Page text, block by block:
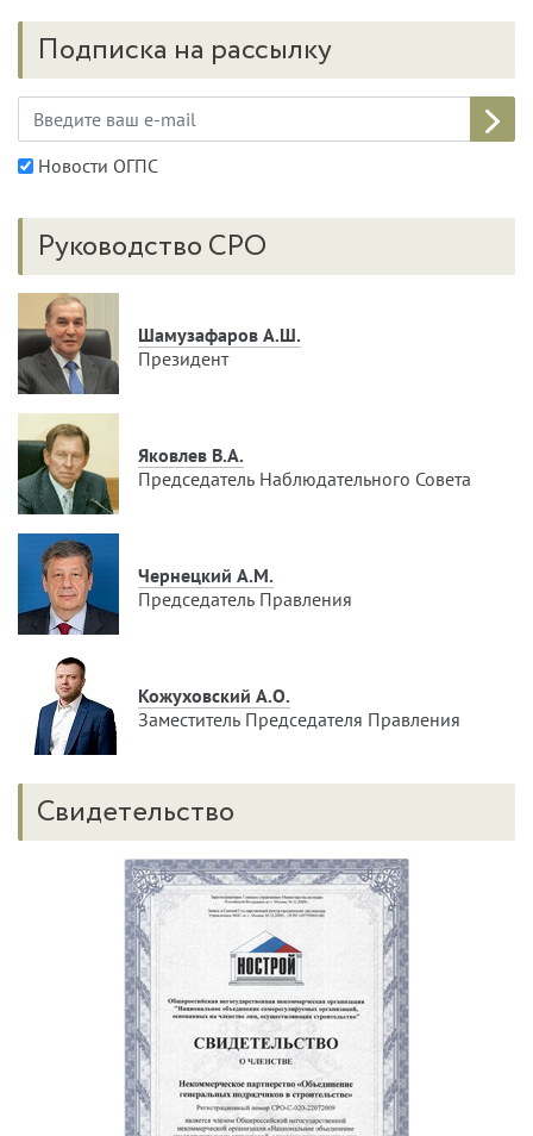
Подписка на рассылку
Новости ОГПС
Руководство СРО
Шамузафаров А.Ш.
Президент
Яковлев В.А.
Председатель Наблюдательного Совета
Чернецкий А.М.
Председатель Правления
Кожуховский А.О.
Заместитель Председателя Правления
Свидетельство